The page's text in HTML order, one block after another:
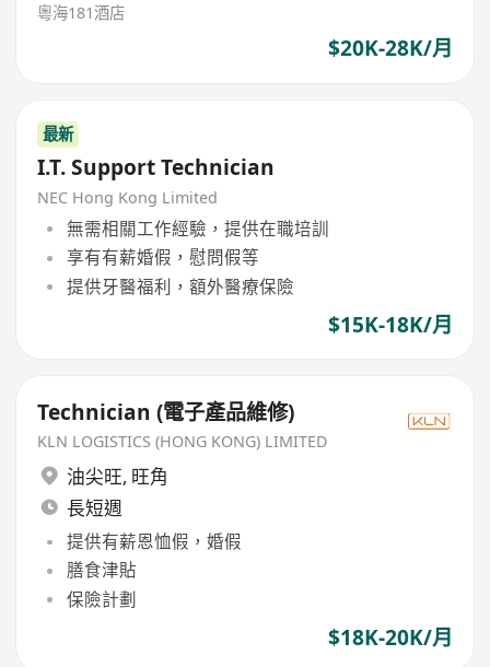
粵海181酒店
$20K-28K/月
最新
I.T. Support Technician
NEC Hong Kong Limited
無需相關工作經驗，提供在職培訓
享有有薪婚假，慰問假等
提供牙醫福利，額外醫療保險
$15K-18K/月
Technician (電子產品維修)
KLN LOGISTICS (HONG KONG) LIMITED
油尖旺, 旺角
長短週
提供有薪恩恤假，婚假
膳食津貼
保險計劃
$18K-20K/月